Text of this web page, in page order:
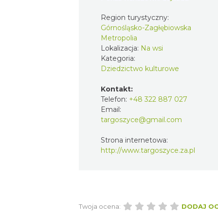
Region turystyczny:
Górnośląsko-Zagłębiowska
Metropolia
Lokalizacja: Na wsi
Kategoria:
Dziedzictwo kulturowe
Kontakt:
Telefon: +48 322 887 027
Email:
targoszyce@gmail.com
Strona internetowa:
http://www.targoszyce.za.pl
Twoja ocena: DODAJ